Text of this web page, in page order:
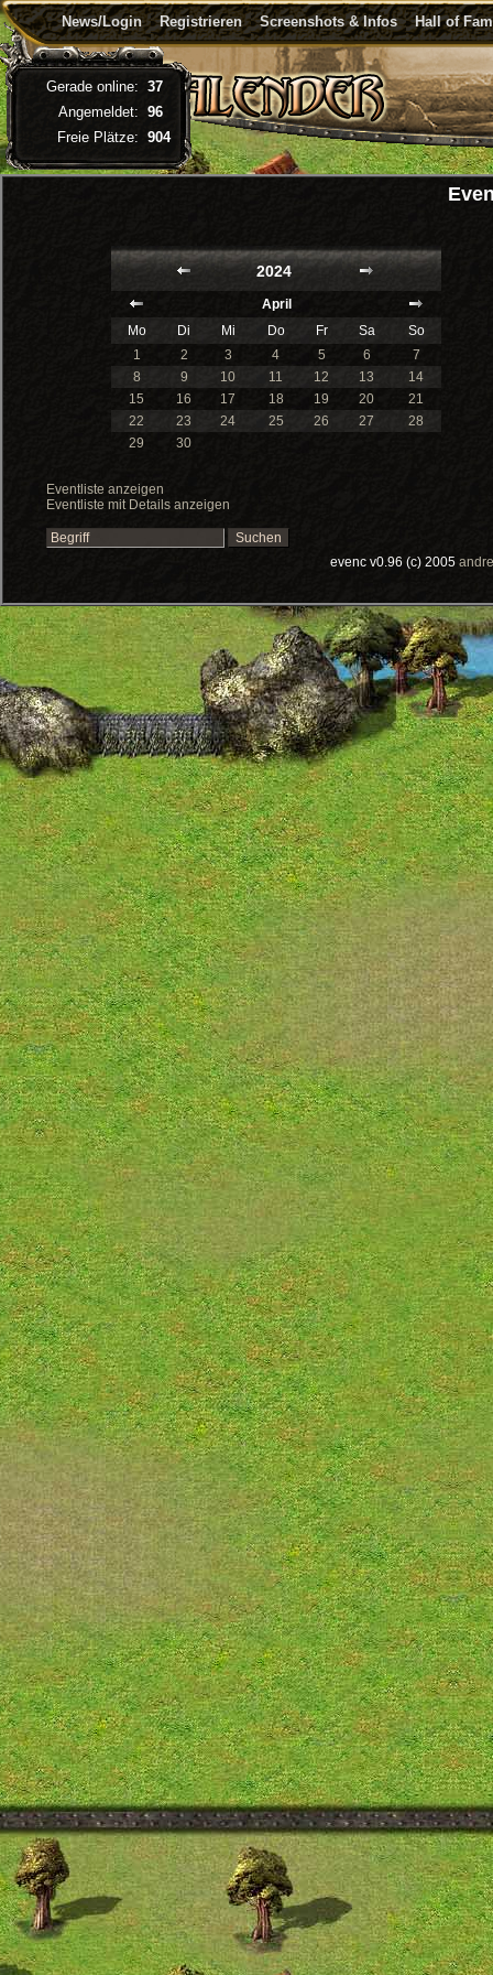
News/Login Registrieren Screenshots & Infos Hall of
2024
April
Mo
Di Mi Do Fr Sa
So
1
2 3 4 5 6
7
8
9 10 11 12 13
14
15
16 17 18 19 20
21
22
23 24 25 26 27
28
29
30
Eventliste anzeigen
Eventliste mit Details anzeigen
evenc v0.96 (c) 2005
Gerade online: 37
Angemeldet: 96
Freie Plätze: 904